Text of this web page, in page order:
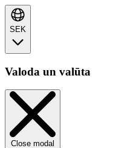
SEK
Valoda un valūta
Close modal